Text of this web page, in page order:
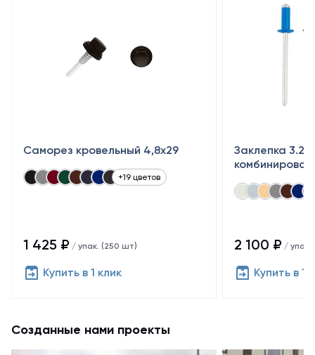
Саморез кровельный 4,8x29
+19 цветов
1 425 ₽ / упак. (250 шт)
Купить в 1 клик
Заклепка
2 100 ₽ / упак.
Купить в 1
Созданные нами проекты